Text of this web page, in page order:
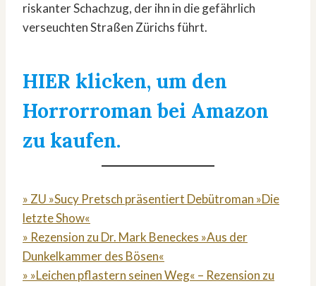
riskanter Schachzug, der ihn in die gefährlich
verseuchten Straßen Zürichs führt.
HIER klicken, um den
Horrorroman bei Amazon
zu kaufen.
» ZU »Sucy Pretsch präsentiert Debütroman »Die
letzte Show«
» Rezension zu Dr. Mark Beneckes »Aus der
Dunkelkammer des Bösen«
» »Leichen pflastern seinen Weg« – Rezension zu